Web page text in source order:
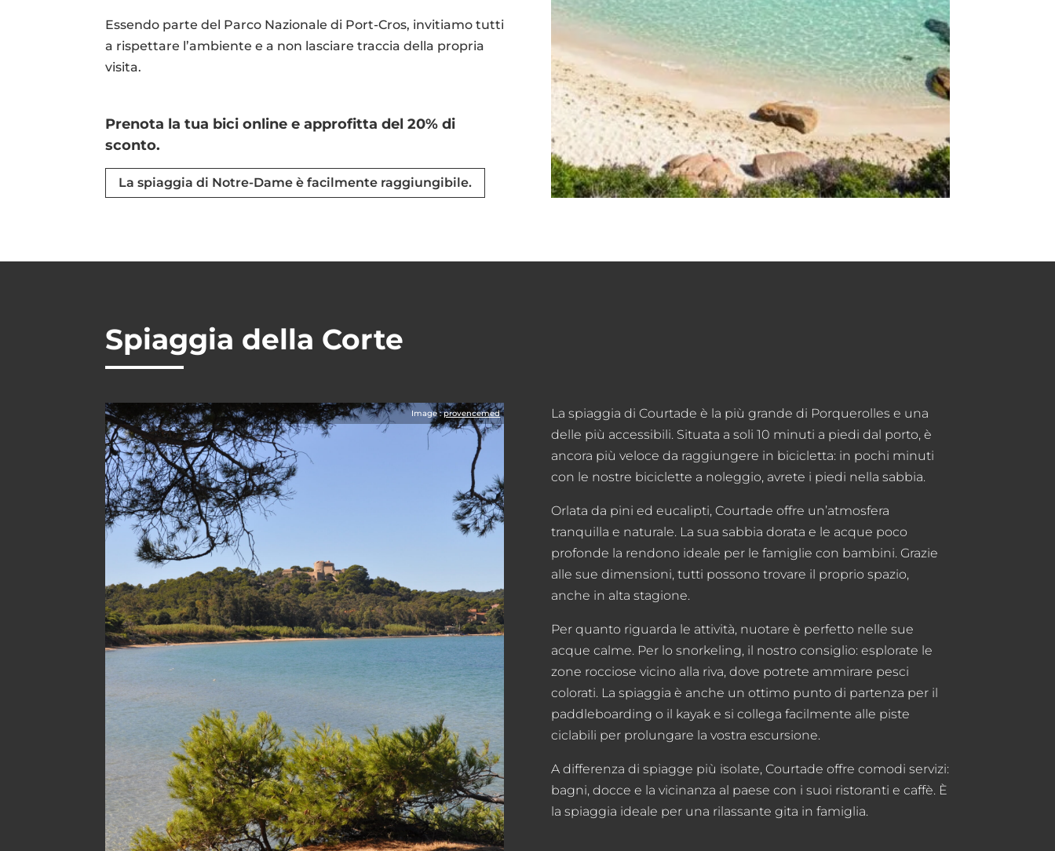
Essendo parte del Parco Nazionale di Port-Cros, invitiamo tutti
a rispettare l’ambiente e a non lasciare traccia della propria
visita.
Prenota la tua bici online e approfitta del 20% di
sconto.
La spiaggia di Notre-Dame è facilmente raggiungibile.
Spiaggia della Corte
Image :provencemed
La spiaggia di Courtade è la più grande di Porquerolles e una
delle più accessibili. Situata a soli 10 minuti a piedi dal porto, è
ancora più veloce da raggiungere in bicicletta: in pochi minuti
con le nostre biciclette a noleggio, avrete i piedi nella sabbia.
Orlata da pini ed eucalipti, Courtade offre un’atmosfera
tranquilla e naturale. La sua sabbia dorata e le acque poco
profonde la rendono ideale per le famiglie con bambini. Grazie
alle sue dimensioni, tutti possono trovare il proprio spazio,
anche in alta stagione.
Per quanto riguarda le attività, nuotare è perfetto nelle sue
acque calme. Per lo snorkeling, il nostro consiglio: esplorate le
zone rocciose vicino alla riva, dove potrete ammirare pesci
colorati. La spiaggia è anche un ottimo punto di partenza per il
paddleboarding o il kayak e si collega facilmente alle piste
ciclabili per prolungare la vostra escursione.
A differenza di spiagge più isolate, Courtade offre comodi servizi:
bagni, docce e la vicinanza al paese con i suoi ristoranti e caffè. È
la spiaggia ideale per una rilassante gita in famiglia.